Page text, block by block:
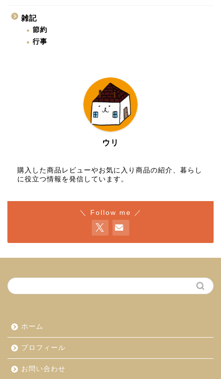
雑記
節約
行事
ウリ
購入した商品レビューやお気に入り商品の紹介、暮らし
に役立つ情報を発信しています。
＼ Follow me ／
ホーム
プロフィール
お問い合わせ